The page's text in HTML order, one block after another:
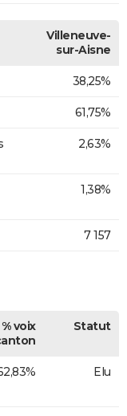
Villeneuve-
sur-Aisne
38,25%
61,75%
2,63%
1,38%
7 157
% voix
Statut
Elu